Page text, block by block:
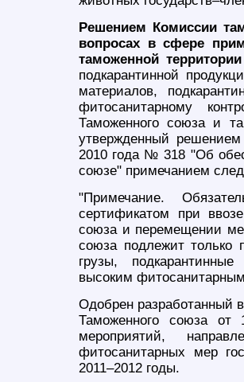
Решением Комиссии
вопросах в сфере
таможенной
подкарантинной
материалов,
фитосанитарному
Таможенного союза и
утвержденный
2010 года № 318 "Об
союзе" примечанием
"Примечание.
сертификатом при
союза и перемещении
союза подлежит только
грузы,
высоким
Одобрен разработанный
Таможенного союза
мероприятий,
фитосанитарных мер
2011–2012 годы.